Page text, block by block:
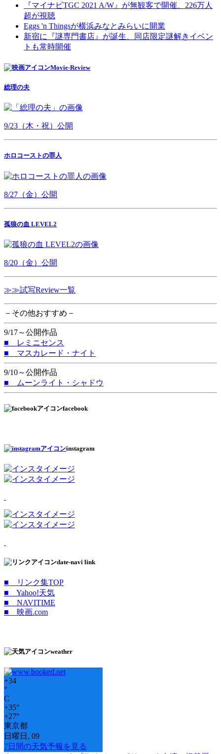
『マイナビTGC 2021 A/W』が無観客で開催、226万人
超が視聴
Eggs 'n Thingsが横浜みなとみらいに開業
新宿に『謎専門書店』が誕生、同店限定謎解きイベン
トも常時開催
Movie-Review
総理の夫
9/23（木・祝）公開
ホロコーストの罪人
8/27（金）公開
孤狼の血 LEVEL2
8/20（金）公開
≫≫試写Review一覧
－その他おすすめ－
9/17～公開作品
■ レミニセンス
■ マスカレード・ナイト
9/10～公開作品
■ ムーンライト・シャドウ
facebook
instagram
date-navi link
■ リンク集TOP
■ Yahoo!天気
■ NAVITIME
■ 映画.com
weather
+34
°
C
+35°
+27°
東京都
日曜日, 09
7日間の天気予報を見る